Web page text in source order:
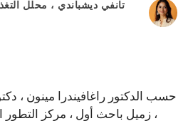
حسب الدكتور راغافيندرا مينون ،
، زميل باحث أول ، مركز التطور